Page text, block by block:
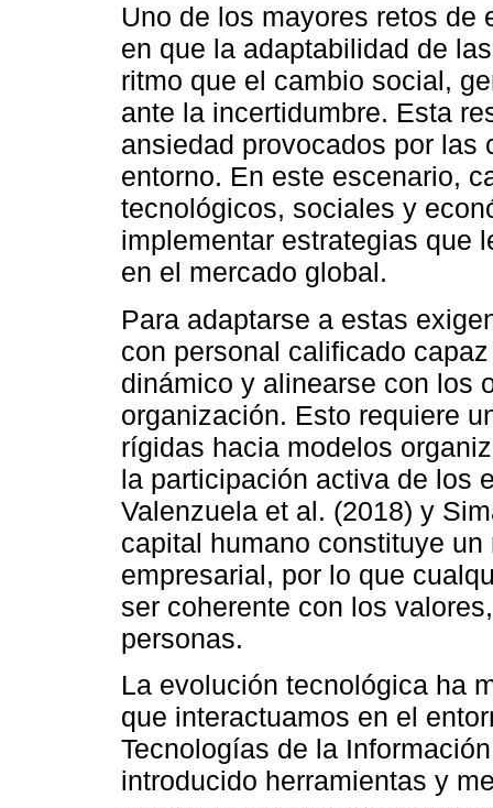
Uno de los mayores retos de
en que la adaptabilidad de
ritmo que el cambio social,
ante la incertidumbre. Esta
ansiedad provocados por
entorno. En este escenario,
tecnológicos, sociales y
implementar estrategias que
en el mercado global.
Para adaptarse a estas
con personal calificado
dinámico y alinearse con los
organización. Esto requiere
rígidas hacia modelos
la participación activa de los
Valenzuela et al. (2018) y
capital humano constituye
empresarial, por lo que
ser coherente con los
personas.
La evolución tecnológica ha
que interactuamos en el
Tecnologías de la
introducido herramientas y